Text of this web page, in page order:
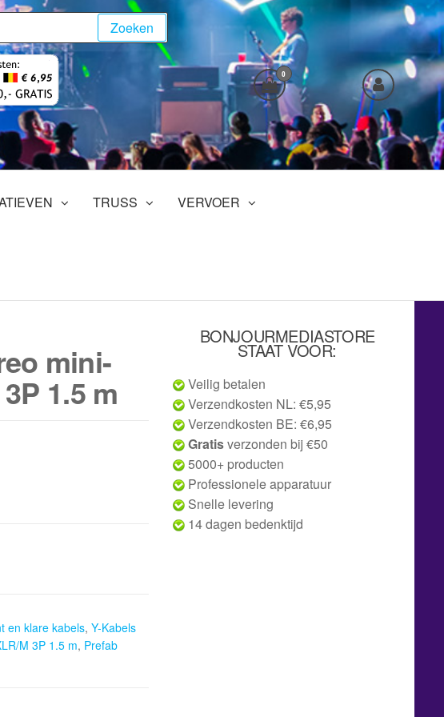
Zoeken
0
TRUSS VERVOER
mini-
1.5 m
en klare kabels, Y-Kabels
M 3P 1.5 m, Prefab
BONJOURMEDIASTORE
STAAT VOOR:
Veilig betalen
Verzendkosten NL: €5,95
Verzendkosten BE: €6,95
Gratisverzonden bij €50
5000+ producten
Professionele apparatuur
Snelle levering
14 dagen bedenktijd